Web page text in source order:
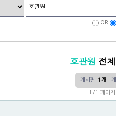
OR
호관원 전
게시판 1개
1/1 페이지